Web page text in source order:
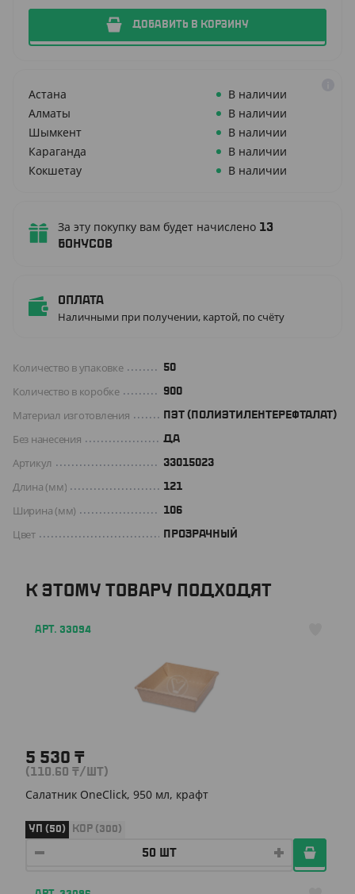
ДОБАВИТЬ В КОРЗИНУ
Астана
В наличии
Алматы
В наличии
Шымкент
В наличии
Караганда
В наличии
Кокшетау
В наличии
За эту покупку вам будет начислено 13
бонусов
Оплата
Наличными при получении, картой, по счёту
Количество в упаковке 50
Количество в коробке 900
Материал изготовления ПЭТ (ПОЛИЭТИЛЕНТЕРЕФТАЛАТ)
Без нанесения ДА
Артикул 33015023
Длина (мм) 121
Ширина (мм) 106
Цвет ПРОЗРАЧНЫЙ
К ЭТОМУ ТОВАРУ ПОДХОДЯТ
АРТ. 33094
5 530 ₸
(110.60 ₸/ШТ)
Салатник OneClick, 950 мл, крафт
УП (50) КОР (300)